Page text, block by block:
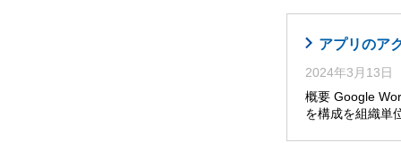
アプリのア
2024年3月13日
概要 Google
を構成を組織単